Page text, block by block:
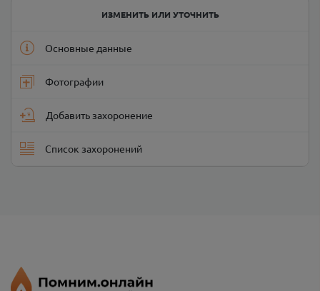
ИЗМЕНИТЬ ИЛИ УТОЧНИТЬ
Основные данные
Фотографии
Добавить захоронение
Список захоронений